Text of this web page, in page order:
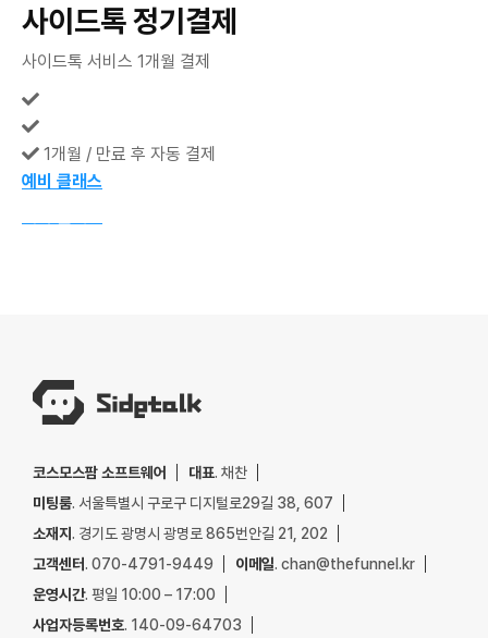
사이드톡 정기결제
사이드톡 서비스 1개월 결제
1개월 / 만료 후 자동 결제
예비 클래스
코스모스팜 소프트웨어 대표. 채찬
미팅룸. 서울특별시 구로구 디지털로29길 38, 607
소재지. 경기도 광명시 광명로 865번안길 21, 202
고객센터. 070-4791-9449 이메일. chan@thefunnel.kr
운영시간. 평일 10:00 – 17:00
사업자등록번호. 140-09-64703